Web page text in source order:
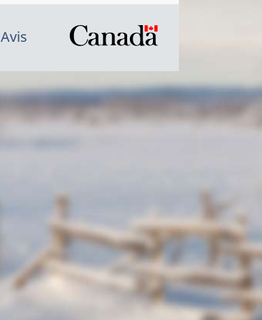
Avis
/
du
gouvernement
du